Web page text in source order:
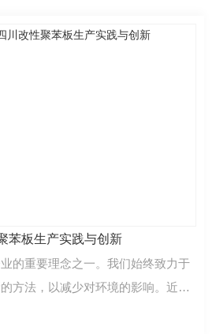
苯板生产实践与创新
的重要理念之一。我们始终致力于
方法，以减少对环境的影响。近